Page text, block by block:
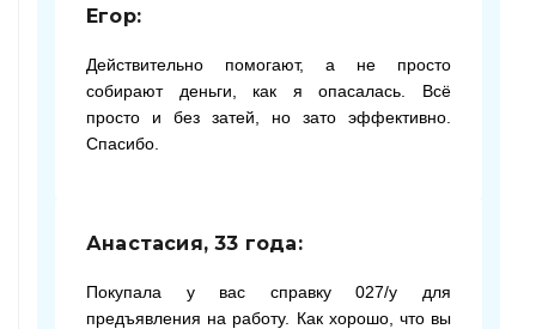
Егор:
Действительно помогают, а не просто
собирают деньги, как я опасалась. Всё
просто и без затей, но зато эффективно.
Спасибо.
Анастасия, 33 года:
Покупала у вас справку 027/у для
предъявления на работу. Как хорошо, что вы